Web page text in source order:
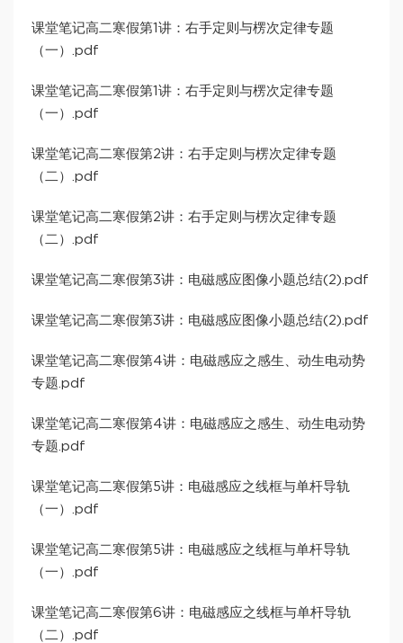
课堂笔记高二寒假第1讲：右手定则与楞次定律专题
（一）.pdf
课堂笔记高二寒假第1讲：右手定则与楞次定律专题
（一）.pdf
课堂笔记高二寒假第2讲：右手定则与楞次定律专题
（二）.pdf
课堂笔记高二寒假第2讲：右手定则与楞次定律专题
（二）.pdf
课堂笔记高二寒假第3讲：电磁感应图像小题总结(2).pdf
课堂笔记高二寒假第3讲：电磁感应图像小题总结(2).pdf
课堂笔记高二寒假第4讲：电磁感应之感生、动生电动势
专题.pdf
课堂笔记高二寒假第4讲：电磁感应之感生、动生电动势
专题.pdf
课堂笔记高二寒假第5讲：电磁感应之线框与单杆导轨
（一）.pdf
课堂笔记高二寒假第5讲：电磁感应之线框与单杆导轨
（一）.pdf
课堂笔记高二寒假第6讲：电磁感应之线框与单杆导轨
（二）.pdf